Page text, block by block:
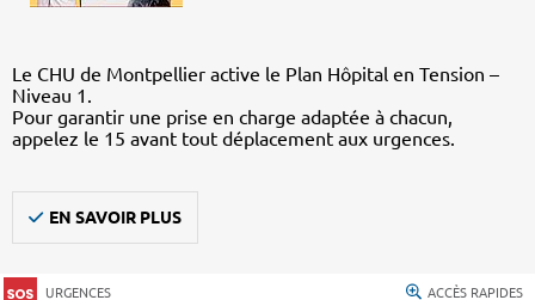
Le CHU de Montpellier active le Plan Hôpital en Tension –
Niveau 1.
Pour garantir une prise en charge adaptée à chacun,
appelez le 15 avant tout déplacement aux urgences.
EN SAVOIR PLUS
URGENCES ACCÈS RAPIDES